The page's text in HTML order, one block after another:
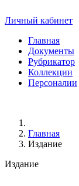
Личный кабинет
Главная
Документы
Рубрикатор
Коллекции
Персоналии
Главная
Издание
Издание